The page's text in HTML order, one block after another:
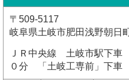
〒509-5117
岐阜県土岐市肥田浅野朝日
ＪＲ中央線 土岐市駅下車
０分 「土岐工専前」下車